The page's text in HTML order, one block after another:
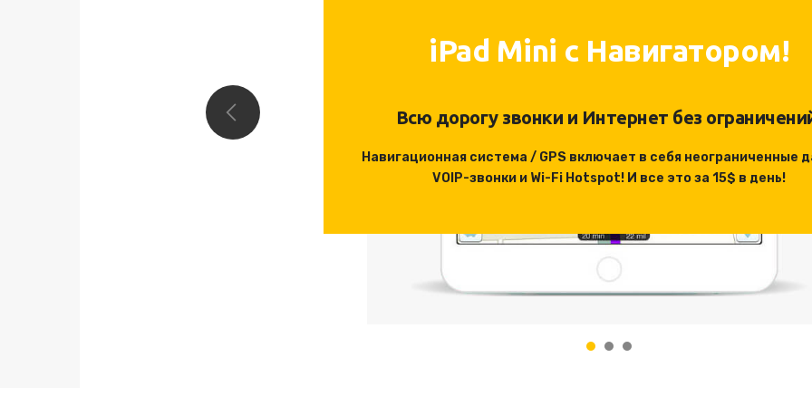
iPad Mini с Навигатором!
Всю дорогу звонки и Интернет без
Навигационная система / GPS включает в себя неограниченные
VOIP-звонки и Wi-Fi Hotspot! И все это за 15$ в день!